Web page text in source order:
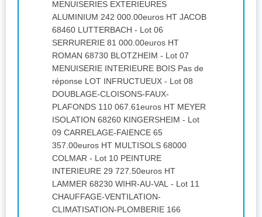
MENUISERIES EXTERIEURES
ALUMINIUM 242 000.00euros HT JACOB
68460 LUTTERBACH - Lot 06
SERRURERIE 81 000.00euros HT
ROMAN 68730 BLOTZHEIM - Lot 07
MENUISERIE INTERIEURE BOIS Pas de
réponse LOT INFRUCTUEUX - Lot 08
DOUBLAGE-CLOISONS-FAUX-
PLAFONDS 110 067.61euros HT MEYER
ISOLATION 68260 KINGERSHEIM - Lot
09 CARRELAGE-FAIENCE 65
357.00euros HT MULTISOLS 68000
COLMAR - Lot 10 PEINTURE
INTERIEURE 29 727.50euros HT
LAMMER 68230 WIHR-AU-VAL - Lot 11
CHAUFFAGE-VENTILATION-
CLIMATISATION-PLOMBERIE 166